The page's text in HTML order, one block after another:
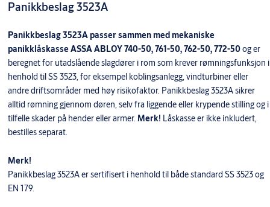
Panikkbeslag 3523A
Panikkbeslag 3523A passer sammen med mekaniske
panikklåskasse ASSA ABLOY 740-50, 761-50, 762-50, 772-50og er
beregnet for utadslående slagdører i rom som krever rømningsfunksjon i
henhold til SS 3523, for eksempel koblingsanlegg, vindturbiner eller
andre driftsområder med høy risikofaktor. Panikkbeslag 3523A sikrer
alltid rømning gjennom døren, selv fra liggende eller krypende stilling og i
tilfelle skader på hender eller armer. Merk! Låskasse er ikke inkludert,
bestilles separat.
Merk!
Panikkbeslag 3523A er sertifisert i henhold til både standard SS 3523 og
EN 179.